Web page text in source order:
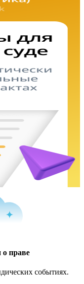
праве
событиях.